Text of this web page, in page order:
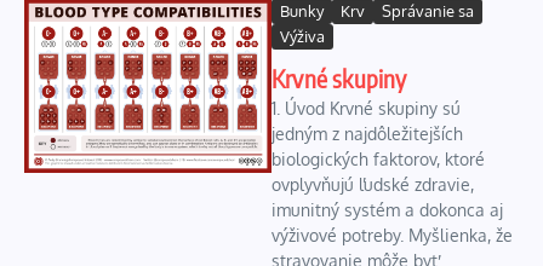
Bunky Krv
Správanie sa
Výživa
Krvné skupiny
1. Úvod Krvné skupiny sú
jedným z najdôležitejších
biologických faktorov, ktoré
ovplyvňujú ľudské zdravie,
imunitný systém a dokonca aj
výživové potreby. Myšlienka, že
stravovanie môže byť